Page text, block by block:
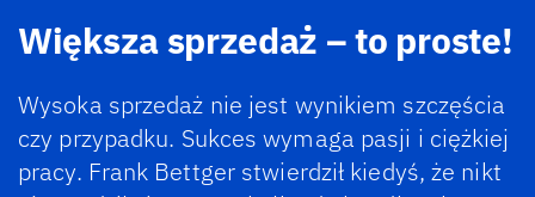
Większa sprzedaż – to proste!
Wysoka sprzedaż nie jest wynikiem szczęścia
czy przypadku. Sukces wymaga pasji i ciężkiej
pracy. Frank Bettger stwierdził kiedyś, że nikt